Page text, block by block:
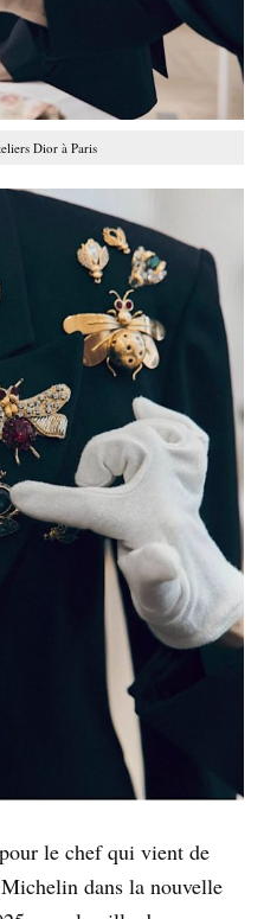
Dior à Paris
le chef qui vient de
dans la nouvelle